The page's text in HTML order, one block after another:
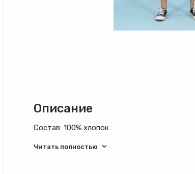
Описание
Состав: 100% хлопок